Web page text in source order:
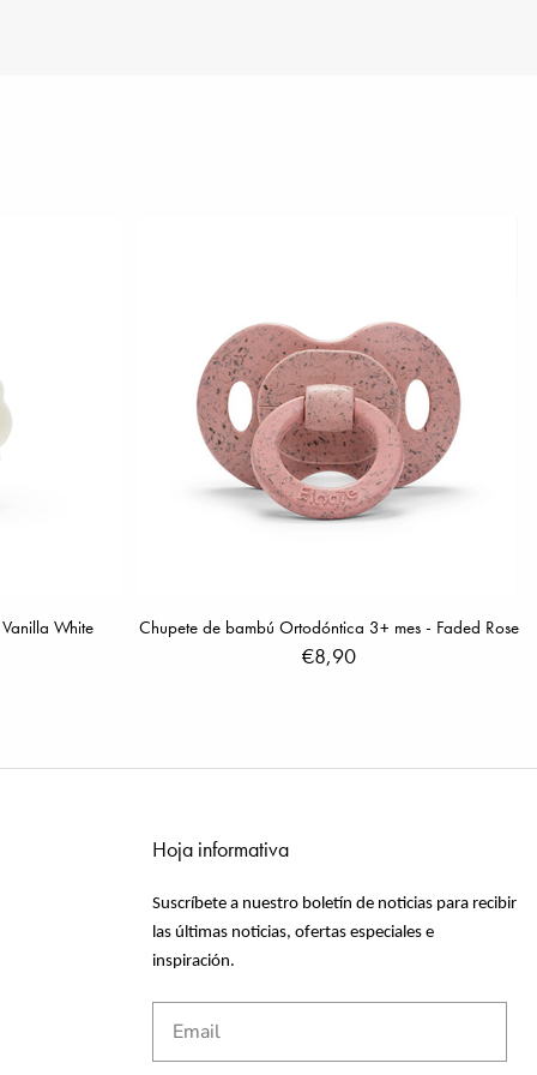
White Chupete de bambú Ortodóntica 3+ mes - Faded Rose
€8,90
Hoja informativa
Suscríbete a nuestro boletín de noticias para recibir
las últimas noticias, ofertas especiales e
inspiración.